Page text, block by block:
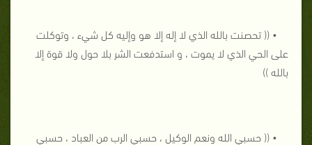
• (( تحصنت بالله الذي لا إله إلا هو وإليه كل شيء ، وتوكلت
على الحي الذي لا يموت ، و استدفعت الشر بلا حول ولا قوة إلا
بالله ))
• (( حسبي الله ونعم الوكيل ، حسبي الرب من العباد ، حسبي